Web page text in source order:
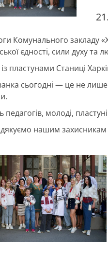
Комунального закладу
єдності, сили духу та
пластунами Станиці
сьогодні — це не лише
педагогів, молоді,
нашим захисникам